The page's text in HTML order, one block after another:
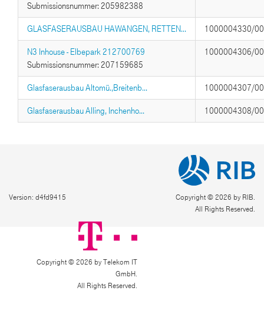
Submissionsnummer: 205982388
GLASFASERAUSBAU HAWANGEN, RETTEN... 1000004330/
N3 Inhouse - Elbepark 212700769
Submissionsnummer: 207159685
1000004306/
Glasfaserausbau Altomü.,Breitenb... 1000004307/
Glasfaserausbau Alling, Inchenho... 1000004308/
Version: d4fd9415
Copyright © 2026 by RIB.
All Rights Reserved.
Copyright © 2026 by Telekom IT
GmbH.
All Rights Reserved.